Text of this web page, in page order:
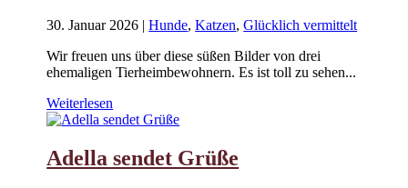
30. Januar 2026 |Hunde,Katzen,Glücklich vermittelt
Wir freuen uns über diese süßen Bilder von drei
ehemaligen Tierheimbewohnern. Es ist toll zu sehen...
Weiterlesen
Adella sendet Grüße